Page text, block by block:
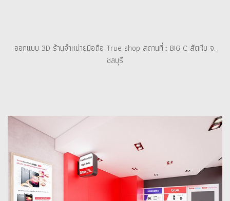
ออกแบบ 3D ร้านจำหน่ายมือถือ True shop สถานที่ : BIG C สัตหีบ จ.
ชลบุรี